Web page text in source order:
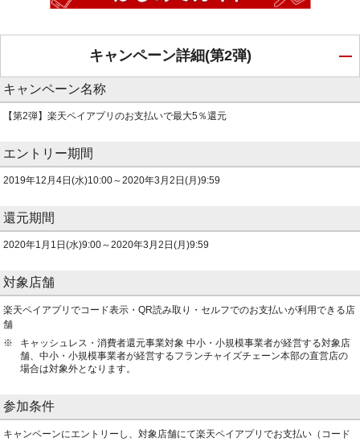
キャンペーン詳細(第2弾)
キャンペーン名称
【第2弾】楽天ペイアプリのお支払いで最大5％還元
エントリー期間
2019年12月4日(水)10:00～2020年3月2日(月)9:59
還元期間
2020年1月1日(水)9:00～2020年3月2日(月)9:59
対象店舗
楽天ペイアプリでコード表示・QR読み取り・セルフでのお支払いが利用できる店
舗
キャッシュレス・消費者還元事業対象 中小・小規模事業者が経営する対象店
舗、中小・小規模事業者が経営するフランチャイズチェーン本部の直営店の
場合は対象外となります。
参加条件
キャンペーンにエントリーし、対象店舗にて楽天ペイアプリでお支払い（コード